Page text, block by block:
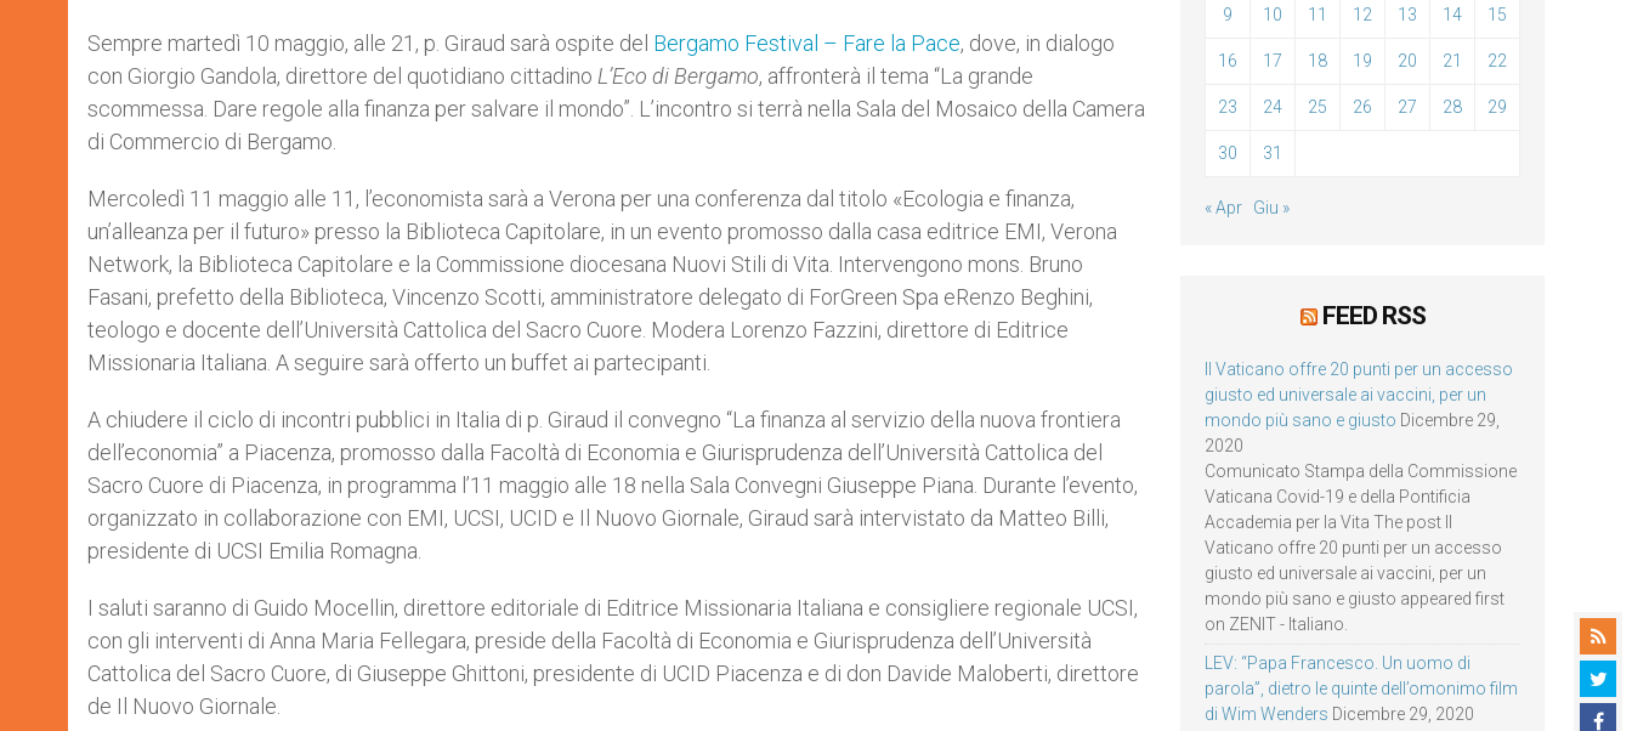
Sempre martedì 10 maggio, alle 21, p. Giraud sarà ospite del Bergamo Festival – Fare la Pace, dove, in dialogo
con Giorgio Gandola, direttore del quotidiano cittadino L’Eco di Bergamo, affronterà il tema “La grande
scommessa. Dare regole alla finanza per salvare il mondo”. L’incontro si terrà nella Sala del Mosaico della Camera
di Commercio di Bergamo.
Mercoledì 11 maggio alle 11, l’economista sarà a Verona per una conferenza dal titolo «Ecologia e finanza,
un’alleanza per il futuro» presso la Biblioteca Capitolare, in un evento promosso dalla casa editrice EMI, Verona
Network, la Biblioteca Capitolare e la Commissione diocesana Nuovi Stili di Vita. Intervengono mons. Bruno
Fasani, prefetto della Biblioteca, Vincenzo Scotti, amministratore delegato di ForGreen Spa eRenzo Beghini,
teologo e docente dell’Università Cattolica del Sacro Cuore. Modera Lorenzo Fazzini, direttore di Editrice
Missionaria Italiana. A seguire sarà offerto un buffet ai partecipanti.
A chiudere il ciclo di incontri pubblici in Italia di p. Giraud il convegno “La finanza al servizio della nuova frontiera
dell’economia” a Piacenza, promosso dalla Facoltà di Economia e Giurisprudenza dell’Università Cattolica del
Sacro Cuore di Piacenza, in programma l’11 maggio alle 18 nella Sala Convegni Giuseppe Piana. Durante l’evento,
organizzato in collaborazione con EMI, UCSI, UCID e Il Nuovo Giornale, Giraud sarà intervistato da Matteo Billi,
presidente di UCSI Emilia Romagna.
I saluti saranno di Guido Mocellin, direttore editoriale di Editrice Missionaria Italiana e consigliere regionale UCSI,
con gli interventi di Anna Maria Fellegara, preside della Facoltà di Economia e Giurisprudenza dell’Università
Cattolica del Sacro Cuore, di Giuseppe Ghittoni, presidente di UCID Piacenza e di don Davide Maloberti, direttore
de Il Nuovo Giornale.
9 10 11 12 13 14 15
16 17 18 19 20 21 22
23 24 25 26 27 28 29
30 31
« Apr Giu »
FEED RSS
Il Vaticano offre 20 punti per un accesso
giusto ed universale ai vaccini, per un
mondo più sano e giusto Dicembre 29,
2020
Comunicato Stampa della Commissione
Vaticana Covid-19 e della Pontificia
Accademia per la Vita The post Il
Vaticano offre 20 punti per un accesso
giusto ed universale ai vaccini, per un
mondo più sano e giusto appeared first
on ZENIT - Italiano.
LEV: “Papa Francesco. Un uomo di
parola”, dietro le quinte dell’omonimo film
di Wim Wenders Dicembre 29, 2020